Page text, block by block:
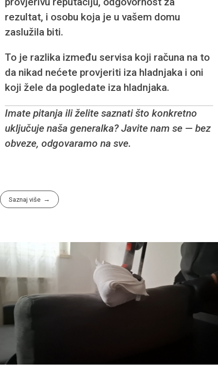
rezultat, i osobu koja je u vašem domu
zaslužila biti.
To je razlika između servisa koji računa na to
da nikad nećete provjeriti iza hladnjaka i oni
koji žele da pogledate iza hladnjaka.
Imate pitanja ili želite saznati što konkretno
uključuje naša generalka? Javite nam se — bez
obveze, odgovaramo na sve.
Saznaj više